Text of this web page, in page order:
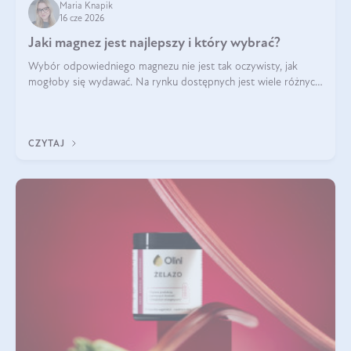
Maria Knapik
16 cze 2026
Jaki magnez jest najlepszy i który wybrać?
Wybór odpowiedniego magnezu nie jest tak oczywisty, jak
mogłoby się wydawać. Na rynku dostępnych jest wiele różnych
CZYTAJ